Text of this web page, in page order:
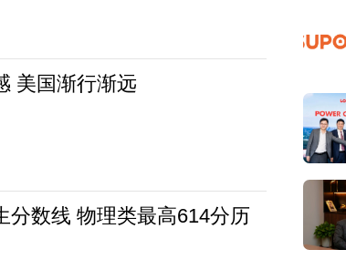
美国渐行渐远
分数线 物理类最高614分历